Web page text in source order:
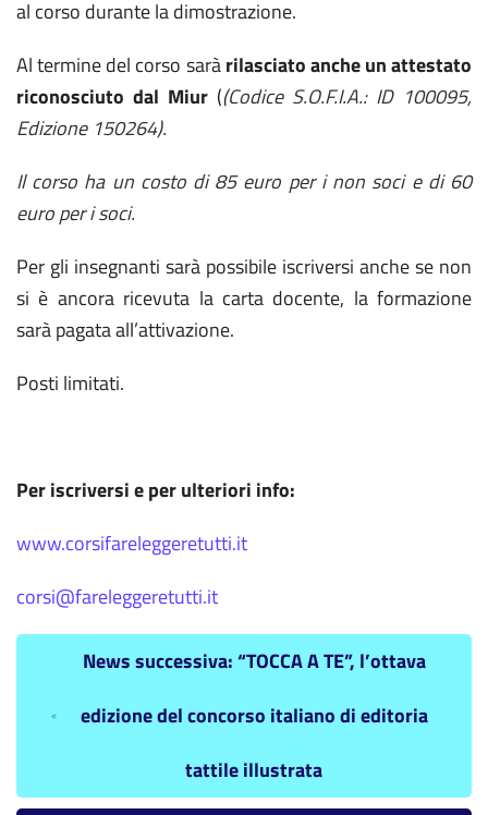
al corso durante la dimostrazione.
Al termine del corso saràrilasciato anche un attestato
riconosciuto dal Miur ((Codice S.O.F.I.A.: ID 100095,
Edizione 150264).
Il corso ha un costo di 85 euro per i non soci e di 60
euro per i soci.
Per gli insegnanti sarà possibile iscriversi anche se non
si è ancora ricevuta la carta docente, la formazione
sarà pagata all’attivazione.
Posti limitati.
Per iscriversi e per ulteriori info:
www.corsifareleggeretutti.it
corsi@fareleggeretutti.it
News successiva: “TOCCA A TE”, l’ottava
edizione del concorso italiano di editoria
tattile illustrata